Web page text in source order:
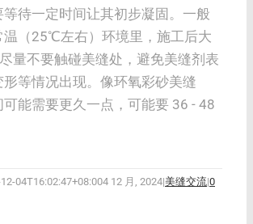
等待一定时间让其初步凝固。一般
温（25℃左右）环境里，施工后大
量不要触碰美缝处，避免美缝剂表
等情况出现。像环氧彩砂美缝
能需要更久一点，可能要 36 - 48
04T16:02:47+08:004 12 月, 2024|美缝交流|0